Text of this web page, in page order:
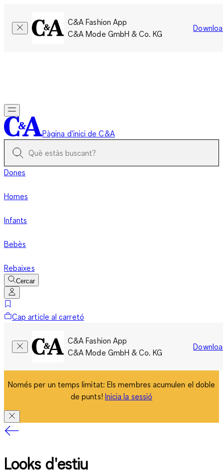
C&A Fashion App
C&A Mode GmbH & Co. KG
Pàgina d'inici de C&A
Dones
Homes
Infants
Bebès
Rebaixes
Cercar
Cap article al carretó
C&A Fashion App
C&A Mode GmbH & Co. KG
Només per un temps limitat: Els membres acumulen el doble
de punts! Inicia la sessió
Looks d'estiu